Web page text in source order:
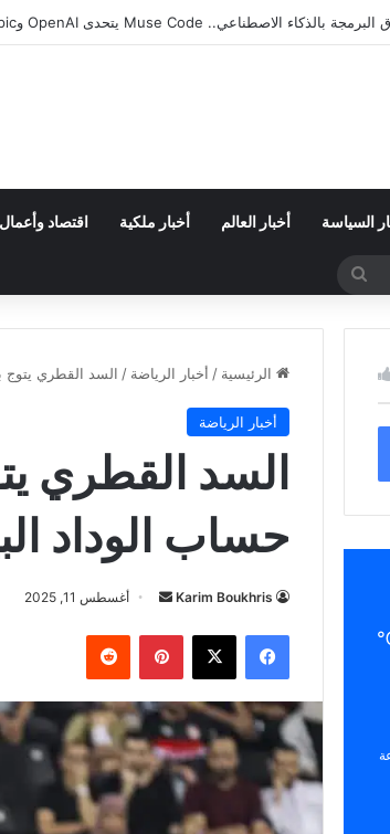
تعبران من مجموعة مجنونة.. فارق الأهداف يقصي مالاوي من
السياسة أخبار العالم أخبار ملكية اقتصاد وأعمال
بحث
الرئيسية / أخبار الرياضة / السد القطري يتوج
أخبار الرياضة
السد القطري
حساب الوداد
Karim Boukhris
أرسل
إلكترونيا
أغسطس 11, 2025
فيسبوك ‫X بينتيريست